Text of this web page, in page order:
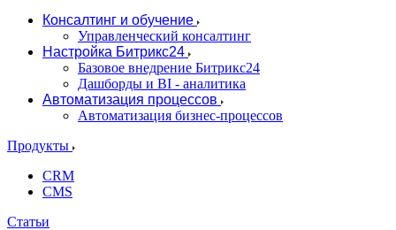
Консалтинг и обучение
Управленческий консалтинг
Настройка Битрикс24
Базовое внедрение Битрикс24
Дашборды и BI - аналитика
Автоматизация процессов
Автоматизация бизнес-процессов
Продукты
CRM
CMS
Статьи